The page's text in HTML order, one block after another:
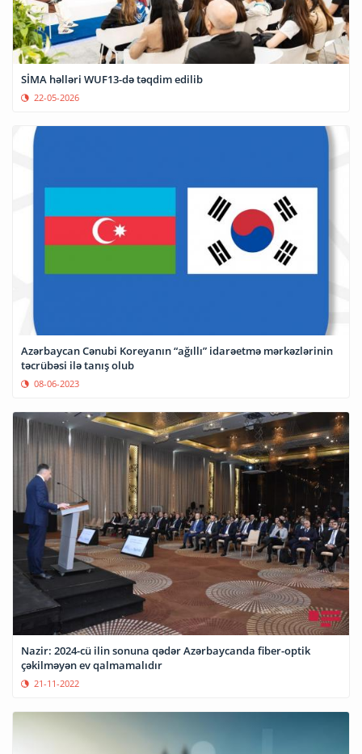
SİMA həlləri WUF13-də təqdim edilib
22-05-2026
Azərbaycan Cənubi Koreyanın “ağıllı” idarəetmə mərkəzlərinin
təcrübəsi ilə tanış olub
08-06-2023
Nazir: 2024-cü ilin sonuna qədər Azərbaycanda fiber-optik
çəkilməyən ev qalmamalıdır
21-11-2022